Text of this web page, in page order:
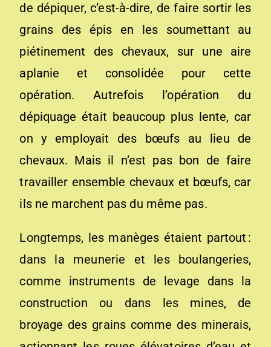
de dépiquer, c’est-à-dire, de faire sortir les
grains des épis en les soumettant au
piétinement des chevaux, sur une aire
aplanie et consolidée pour cette
opération. Autrefois l’opération du
dépiquage était beaucoup plus lente, car
on y employait des bœufs au lieu de
chevaux. Mais il n’est pas bon de faire
travailler ensemble chevaux et bœufs, car
ils ne marchent pas du même pas.
Longtemps, les manèges étaient partout :
dans la meunerie et les boulangeries,
comme instruments de levage dans la
construction ou dans les mines, de
broyage des grains comme des minerais,